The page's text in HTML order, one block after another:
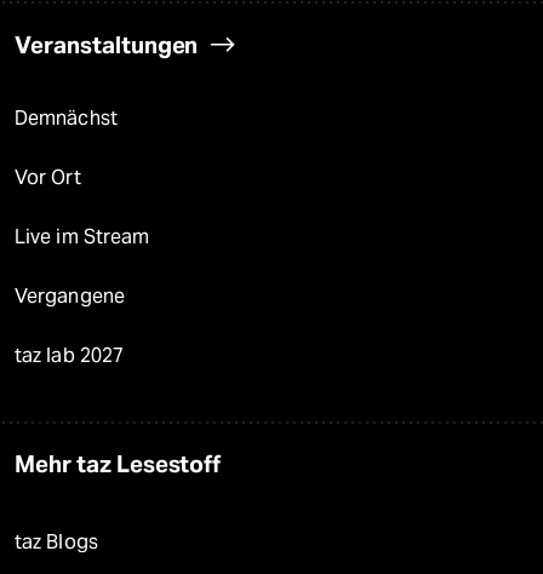
Veranstaltungen
Demnächst
Vor Ort
Live im Stream
Vergangene
taz lab 2027
Mehr taz Lesestoff
taz Blogs